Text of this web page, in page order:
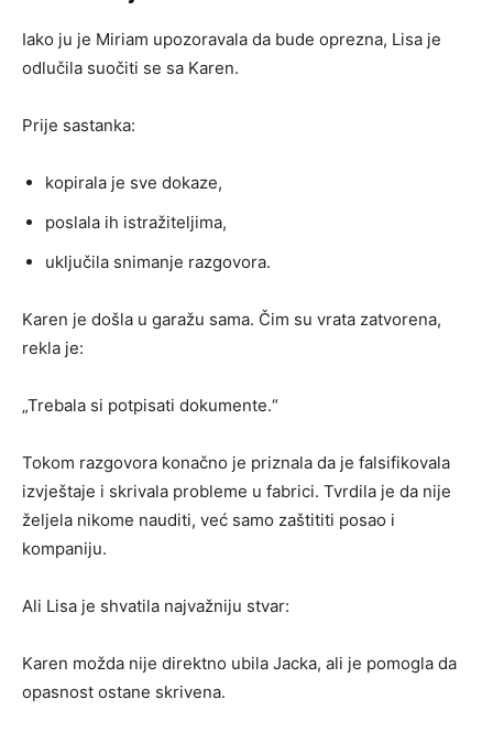
Iako ju je Miriam upozoravala da bude oprezna, Lisa je
odlučila suočiti se sa Karen.
Prije sastanka:
kopirala je sve dokaze,
poslala ih istražiteljima,
uključila snimanje razgovora.
Karen je došla u garažu sama. Čim su vrata zatvorena,
rekla je:
„Trebala si potpisati dokumente.“
Tokom razgovora konačno je priznala da je falsifikovala
izvještaje i skrivala probleme u fabrici. Tvrdila je da nije
željela nikome nauditi, već samo zaštititi posao i
kompaniju.
Ali Lisa je shvatila najvažniju stvar:
Karen možda nije direktno ubila Jacka, ali je pomogla da
opasnost ostane skrivena.